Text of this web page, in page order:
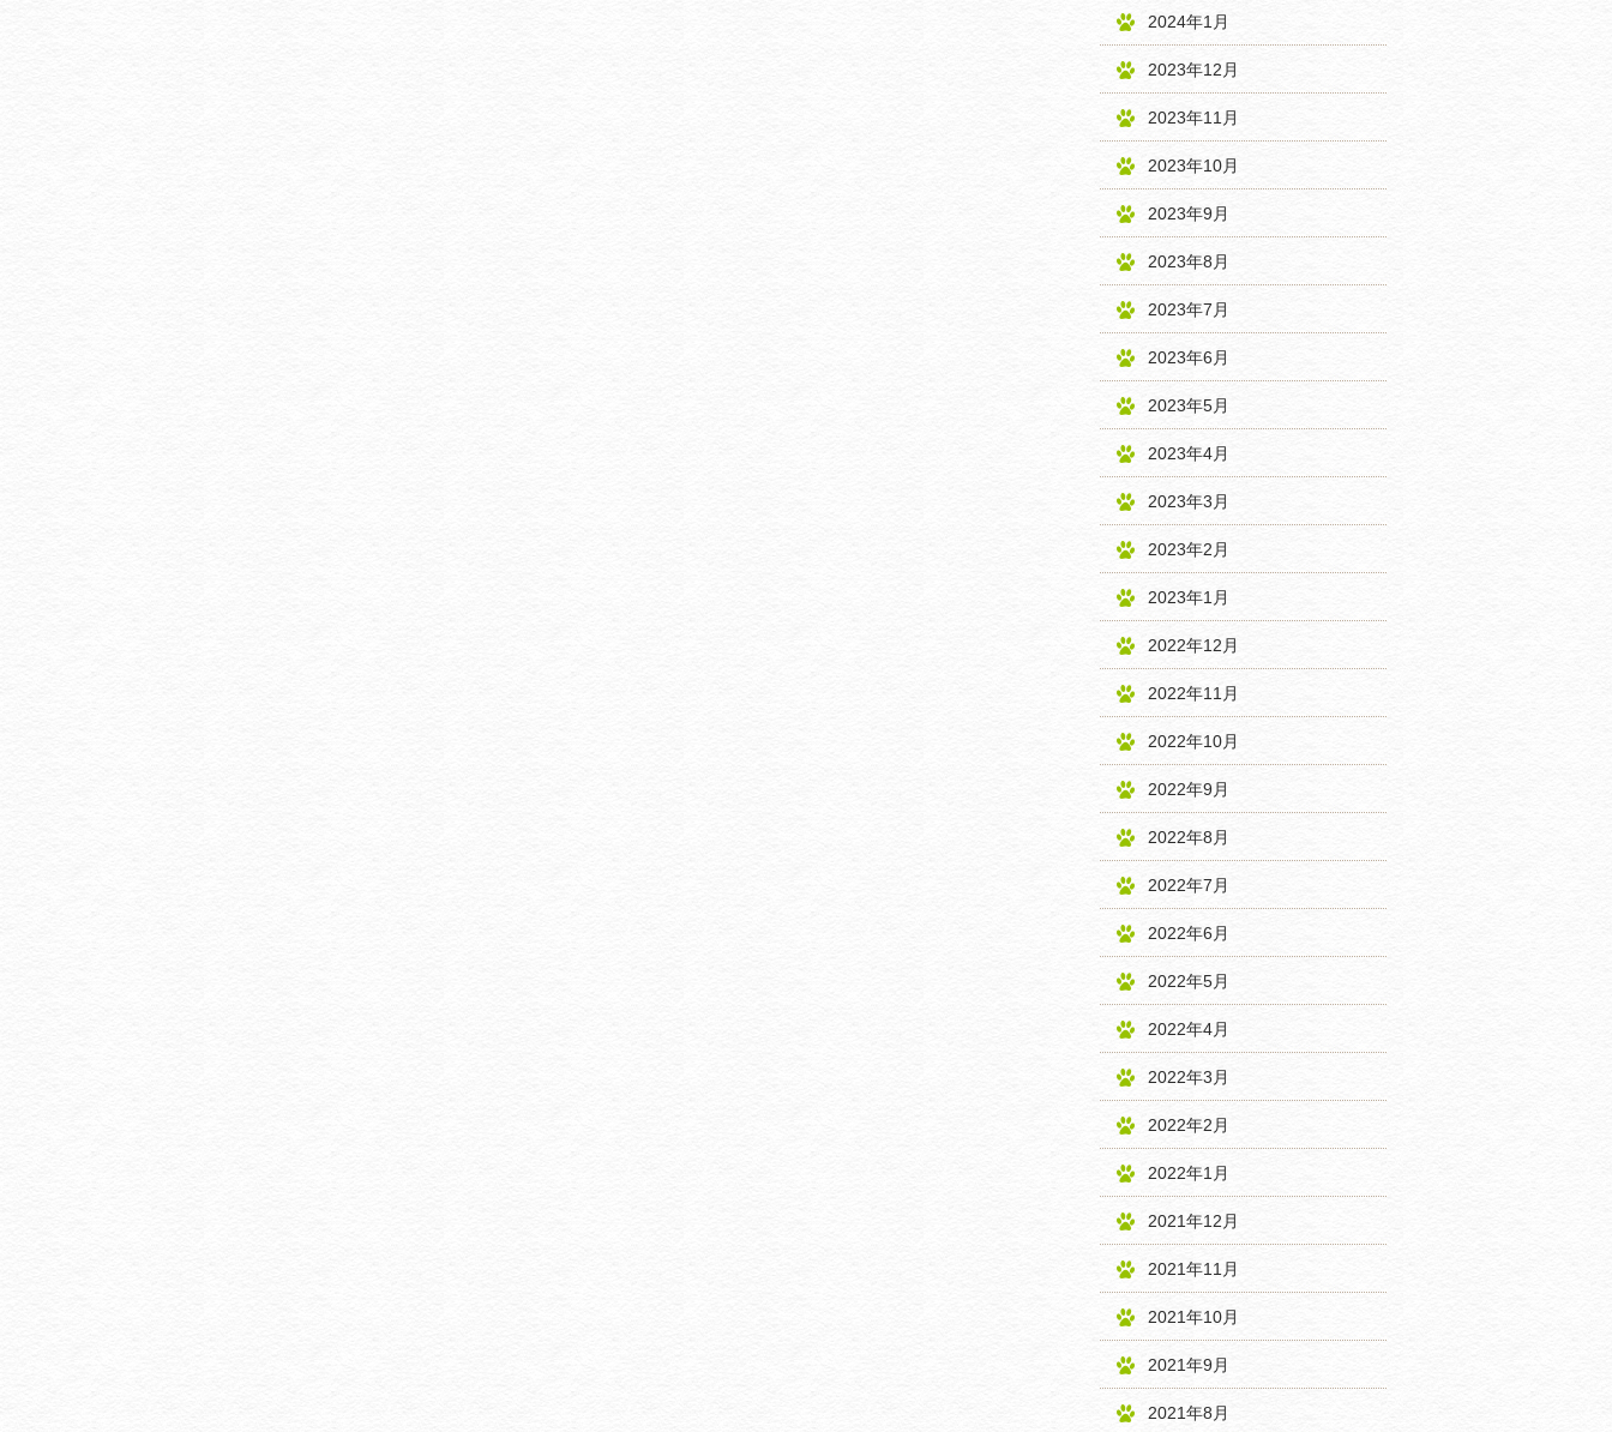
2024年1月
2023年12月
2023年11月
2023年10月
2023年9月
2023年8月
2023年7月
2023年6月
2023年5月
2023年4月
2023年3月
2023年2月
2023年1月
2022年12月
2022年11月
2022年10月
2022年9月
2022年8月
2022年7月
2022年6月
2022年5月
2022年4月
2022年3月
2022年2月
2022年1月
2021年12月
2021年11月
2021年10月
2021年9月
2021年8月